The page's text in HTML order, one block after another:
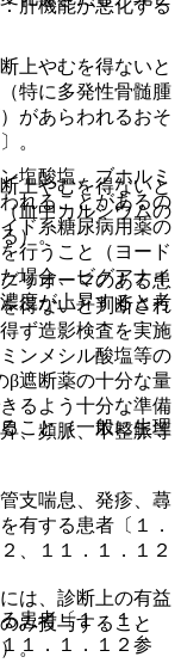
肝機能が悪化する
塩酸塩、ブホルミ
れることがあるの
ド系糖尿病用薬の
行うこと（ヨード
場合、ビグアナイ
度が上昇すると考
こと（一般に生理
は、診断上の有益
み投与すること
。
上やむを得ないと
特に多発性骨髄腫
があらわれるおそ
。
上やむを得ないと
血中カルシウムの
）。
リオーマのある患
得ないと判断され
ず造影検査を実施
ンメシル酸塩等の
β遮断薬の十分な量
るよう十分な準備
、頻脈、不整脈等
支喘息、発疹、蕁
有する患者〔１．
、１１．１．１２
患者〔１．１、
１．１．１２参